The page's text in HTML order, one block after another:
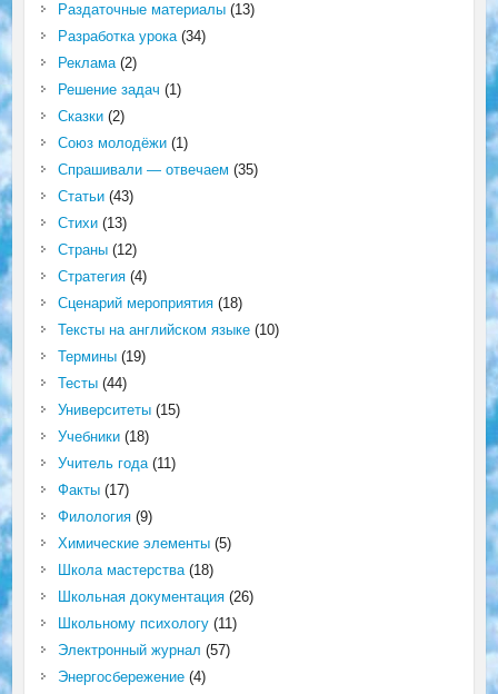
Раздаточные материалы(13)
Разработка урока(34)
Реклама(2)
Решение задач (1)
Сказки(2)
Союз молодёжи(1)
Спрашивали — отвечаем (35)
Статьи(43)
Стихи(13)
Страны(12)
Стратегия(4)
Сценарий мероприятия(18)
Тексты на английском языке(10)
Термины(19)
Тесты(44)
Университеты(15)
Учебники(18)
Учитель года(11)
Факты(17)
Филология(9)
Химические элементы(5)
Школа мастерства(18)
Школьная документация(26)
Школьному психологу(11)
Электронный журнал (57)
Энергосбережение(4)